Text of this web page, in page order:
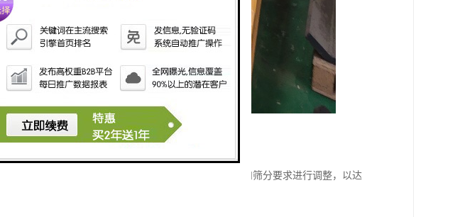
面上进行筛分。振动力可以调节，可以根据物料的特性和筛分要求进行调整，以达